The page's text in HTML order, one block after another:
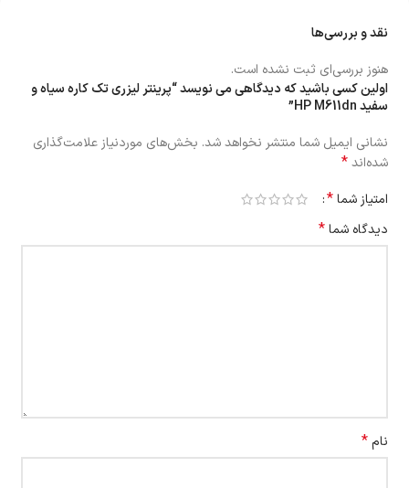
نقد و بررسی‌ها
هنوز بررسی‌ای ثبت نشده است.
اولین کسی باشید که دیدگاهی می نویسد “پرینتر لیزری تک کاره سیاه و
سفید HP M611dn”
نشانی ایمیل شما منتشر نخواهد شد. بخش‌های موردنیاز علامت‌گذاری
شده‌اند*
امتیاز شما*
دیدگاه شما*
نام*